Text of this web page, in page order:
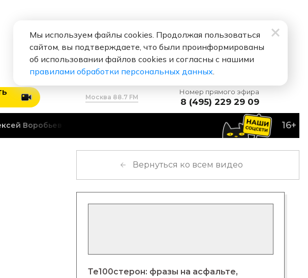
Москва 88.7 FM
Номер прямого эфира
8 (495) 229 29 09
Воробьев Я тебя люблю 16+
Вернуться ко всем видео
Те100стерон: фразы на асфальте,
Мы используем файлы cookies. Продолжая пользоваться
сайтом, вы подтверждаете, что были проинформированы
об использовании файлов cookies и согласны с нашими
правилами обработки персональных данных.